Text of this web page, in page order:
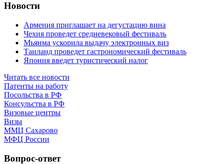
Новости
Армения приглашает на дегустацию вина
Чехия проведет средневековый фестиваль
Мьянма ускорила выдачу электронных виз
Таиланд проведет гастрономический фестиваль
Япония введет туристический налог
Читать все новости
Патенты на работу
Посольства в РФ
Консульства в РФ
Визовые центры
Визы
ММЦ Сахарово
МФЦ России
Вопрос-ответ